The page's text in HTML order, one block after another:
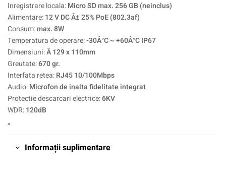
Inregistrare locala:Micro SD max. 256 GB (neinclus)
Alimentare:12 V DC Â± 25% PoE (802.3af)
Consum:max. 8W
Temperatura de operare:-30Â°C ~ +60Â°C IP67
Dimensiuni:Ã 129 x 110mm
Greutate:670 gr.
Interfata retea:RJ45 10/100Mbps
Audio:Microfon de inalta fidelitate integrat
Protectie descarcari electrice:6KV
WDR:120dB
„
Informații suplimentare